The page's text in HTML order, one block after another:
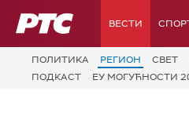
РТС ВЕСТИ
ПОЛИТИКА РЕГИОН СВЕТ
ПОДКАСТ
ЕУ МОГУЋНОСТИ